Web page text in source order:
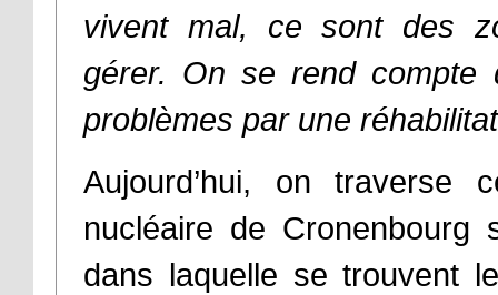
vivent mal, ce sont des
gérer. On se rend compte
problèmes par une
Aujourd’hui, on traverse
nucléaire de
dans laquelle se trouvent